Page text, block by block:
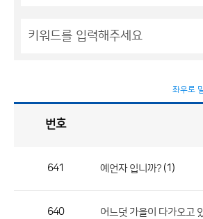
좌우로
번호
641 예언자 입니까? (1)
640 어느덧 가을이 다가오고